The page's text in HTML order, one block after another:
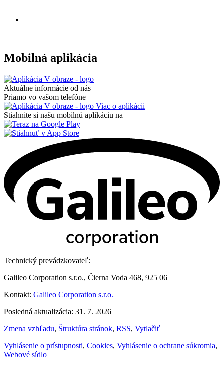
Mobilná aplikácia
Aktuálne informácie od nás
Priamo vo vašom telefóne
Viac o aplikácii
Stiahnite si našu mobilnú aplikáciu na
Technický prevádzkovateľ:
Galileo Corporation s.r.o., Čierna Voda 468, 925 06
Kontakt: Galileo Corporation s.r.o.
Posledná aktualizácia: 31. 7. 2026
Zmena vzhľadu, Štruktúra stránok, RSS, Vytlačiť
Vyhlásenie o prístupnosti, Cookies, Vyhlásenie o ochrane súkromia,
Webové sídlo